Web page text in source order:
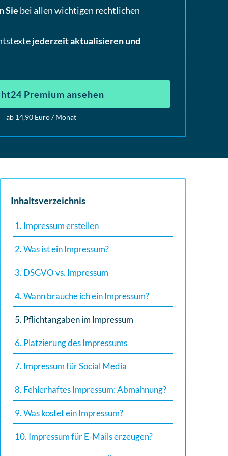
Sie bei allen wichtigen rechtlichen
jederzeit aktualisieren und
Premium ansehen
ab 14,90 Euro / Monat
Inhaltsverzeichnis
1. Impressum erstellen
2. Was ist ein Impressum?
3. DSGVO vs. Impressum
4. Wann brauche ich ein Impressum?
5. Pflichtangaben im Impressum
6. Platzierung des Impressums
7. Impressum für Social Media
8. Fehlerhaftes Impressum: Abmahnung?
9. Was kostet ein Impressum?
10. Impressum für E-Mails erzeugen?